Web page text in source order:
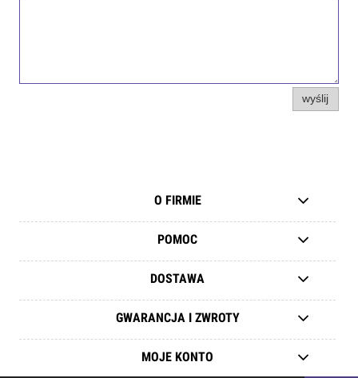
wyślij
O FIRMIE
POMOC
DOSTAWA
GWARANCJA I ZWROTY
MOJE KONTO